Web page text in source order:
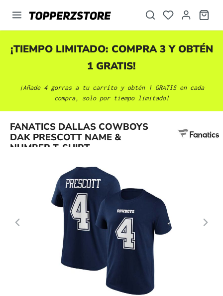
principal
¡TIEMPO LIMITADO: COMPRA 3 Y OBTÉN
1 GRATIS!
¡Añade 4 gorras a tu carrito y obtén 1 GRATIS en cada
compra, solo por tiempo limitado!
FANATICS DALLAS COWBOYS
DAK PRESCOTT NAME &
NUMBER T-SHIRT
Omitir galería de imágenes